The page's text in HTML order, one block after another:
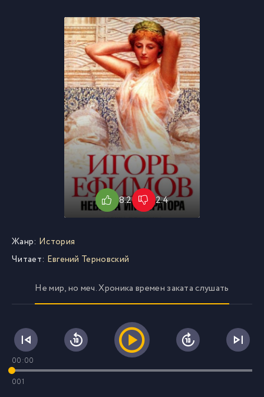
8.2 2.4
Жанр: История
Читает: Евгений Терновский
Не мир, но меч. Хроника времен заката слушать
00:00
001